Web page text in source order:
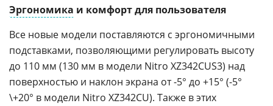
Эргономика и комфорт для пользователя
Все новые модели поставляются с эргономичными
подставками, позволяющими регулировать высоту
до 110 мм (130 мм в модели Nitro XZ342CUS3) над
поверхностью и наклон экрана от -5° до +15° (-5°
\+20° в модели Nitro XZ342CU). Также в этих